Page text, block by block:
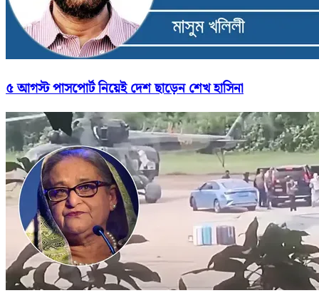
৫ আগস্ট পাসপোর্ট নিয়েই দেশ ছাড়েন শেখ হাসিনা